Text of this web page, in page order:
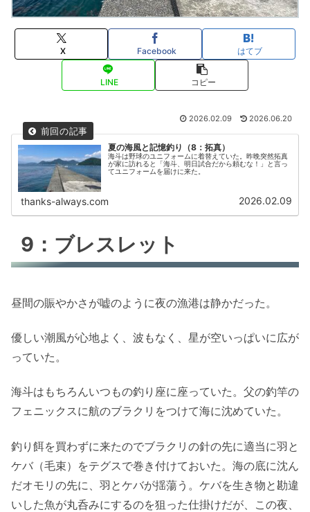
X Facebook はてブ
LINE コピー
2026.02.09 2026.06.20
夏の海風と記憶釣り（8：拓真）
海斗は野球のユニフォームに着替えていた。昨晩突然拓真
が家に訪れると「海斗、明日試合だから頼むな！」と言っ
てユニフォームを届けに来た。
thanks-always.com 2026.02.09
9：ブレスレット
昼間の賑やかさが嘘のように夜の漁港は静かだった。
優しい潮風が心地よく、波もなく、星が空いっぱいに広が
っていた。
海斗はもちろんいつもの釣り座に座っていた。父の釣竿の
フェニックスに航のブラクリをつけて海に沈めていた。
釣り餌を買わずに来たのでブラクリの針の先に適当に羽と
ケバ（毛束）をテグスで巻き付けておいた。海の底に沈ん
だオモリの先に、羽とケバが揺蕩う。ケバを生き物と勘違
いした魚が丸呑みにするのを狙った仕掛けだが、この夜、